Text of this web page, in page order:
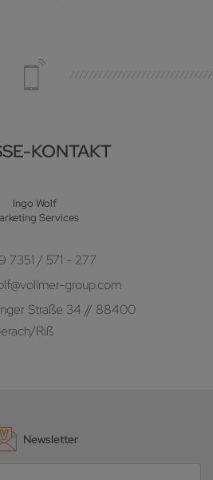
KONTAKT
Ingo Wolf
Services
7351 / 571 - 277
group.com
Straße 34 // 88400
Riß
Newsletter